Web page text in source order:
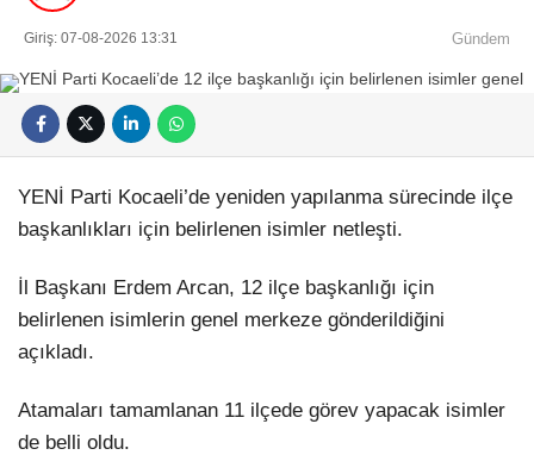
Giriş: 07-08-2026 13:31 Gündem
YENİ Parti Kocaeli’de yeniden yapılanma sürecinde ilçe
başkanlıkları için belirlenen isimler netleşti.
İl Başkanı Erdem Arcan, 12 ilçe başkanlığı için
belirlenen isimlerin genel merkeze gönderildiğini
açıkladı.
Atamaları tamamlanan 11 ilçede görev yapacak isimler
de belli oldu.